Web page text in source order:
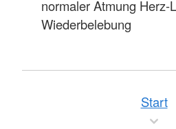
normaler Atmung Herz-
Wiederbelebung
Start